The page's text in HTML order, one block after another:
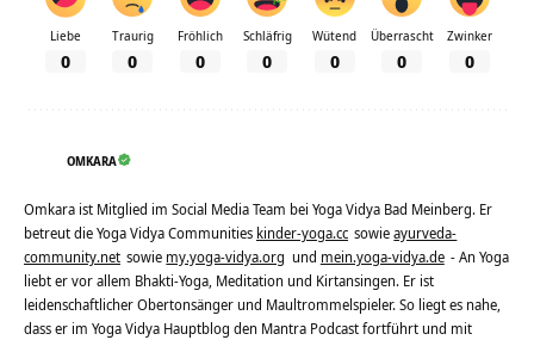
Liebe
0
Traurig
0
Fröhlich
0
Schläfrig
0
Wütend
0
Überrascht
0
Zwinker
0
OMKARA
Omkara ist Mitglied im Social Media Team bei Yoga Vidya Bad Meinberg. Er
betreut die Yoga Vidya Communities kinder-yoga.cc sowieayurveda-
community.net sowie my.yoga-vidya.org und mein.yoga-vidya.de - An Yoga
liebt er vor allem Bhakti-Yoga, Meditation und Kirtansingen. Er ist
leidenschaftlicher Obertonsänger und Maultrommelspieler. So liegt es nahe,
dass er im Yoga Vidya Hauptblog den Mantra Podcast fortführt und mit